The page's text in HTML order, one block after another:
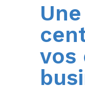
vos